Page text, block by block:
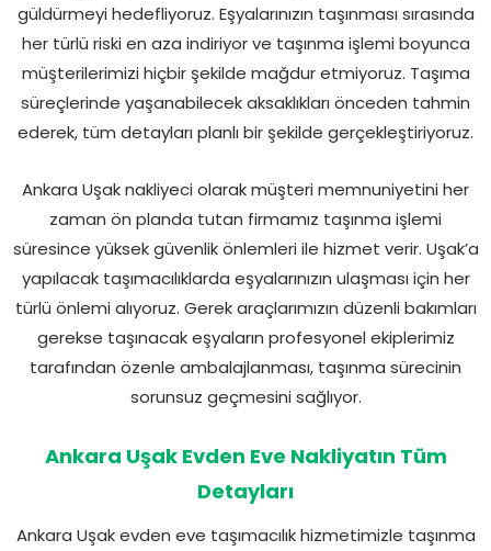
güldürmeyi hedefliyoruz. Eşyalarınızın taşınması sırasında
her türlü riski en aza indiriyor ve taşınma işlemi boyunca
müşterilerimizi hiçbir şekilde mağdur etmiyoruz. Taşıma
süreçlerinde yaşanabilecek aksaklıkları önceden tahmin
ederek, tüm detayları planlı bir şekilde gerçekleştiriyoruz.
Ankara Uşak nakliyeci olarak müşteri memnuniyetini her
zaman ön planda tutan firmamız taşınma işlemi
süresince yüksek güvenlik önlemleri ile hizmet verir. Uşak’a
yapılacak taşımacılıklarda eşyalarınızın ulaşması için her
türlü önlemi alıyoruz. Gerek araçlarımızın düzenli bakımları
gerekse taşınacak eşyaların profesyonel ekiplerimiz
tarafından özenle ambalajlanması, taşınma sürecinin
sorunsuz geçmesini sağlıyor.
Ankara Uşak Evden Eve Nakliyatın Tüm
Detayları
Ankara Uşak evden eve taşımacılık hizmetimizle taşınma